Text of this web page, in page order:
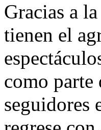
Gracias a
tienen el
como parte
seguidores